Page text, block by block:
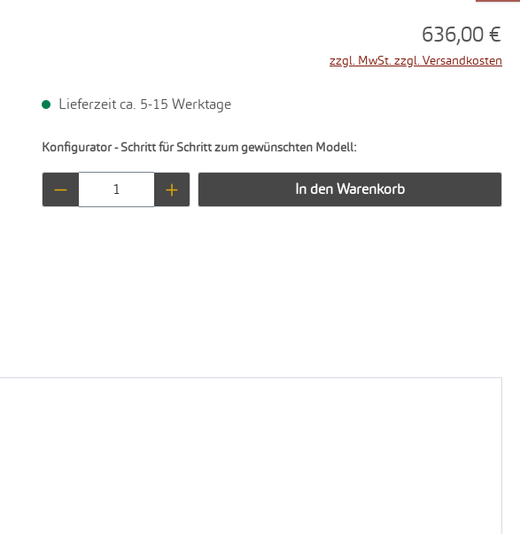
636,00 €
zzgl. MwSt. zzgl. Versandkosten
Lieferzeit ca. 5-15 Werktage
Konfigurator - Schritt für Schritt zum gewünschten Modell:
Produkt Anzahl: Gib den gewünschten Wert ein
In den Warenkorb